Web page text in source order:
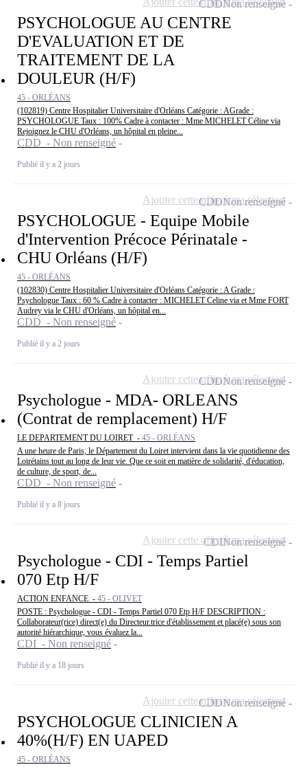
PSYCHOLOGUE AU CENTRE
D'EVALUATION ET DE
TRAITEMENT DE LA
DOULEUR (H/F)
45 - ORLÉANS
(102819) Centre Hospitalier Universitaire d'Orléans Catégorie : AGrade :
PSYCHOLOGUE Taux : 100% Cadre à contacter : Mme MICHELET Céline via
Rejoignez le CHU d'Orléans, un hôpital en pleine...
CDD - Non renseigné
Publié il y a 2 jours
CDDNon renseigné
PSYCHOLOGUE - Equipe Mobile
d'Intervention Précoce Périnatale -
CHU Orléans (H/F)
45 - ORLÉANS
(102830) Centre Hospitalier Universitaire d'Orléans Catégorie : A Grade :
Psychologue Taux : 60 % Cadre à contacter : MICHELET Celine via et Mme FORT
Audrey via le CHU d'Orléans, un hôpital en...
CDD - Non renseigné
Publié il y a 2 jours
CDDNon renseigné
Ajouter cette offre à ma sélection
Psychologue - MDA- ORLEANS
(Contrat de remplacement) H/F
LE DEPARTEMENT DU LOIRET - 45 - ORLÉANS
A une heure de Paris, le Département du Loiret intervient dans la vie quotidienne des
Loirétains tout au long de leur vie. Que ce soit en matière de solidarité, d'éducation,
de culture, de sport, de...
CDD - Non renseigné
Publié il y a 8 jours
CDDNon renseigné
Ajouter cette offre à ma sélection
Psychologue - CDI - Temps Partiel
070 Etp H/F
ACTION ENFANCE - 45 - OLIVET
POSTE : Psychologue - CDI - Temps Partiel 070 Etp H/F DESCRIPTION :
Collaborateur(rice) direct(e) du Directeur.trice d'établissement et placé(e) sous son
autorité hiérarchique, vous évaluez la...
CDI - Non renseigné
Publié il y a 18 jours
CDINon renseigné
Ajouter cette offre à ma sélection
PSYCHOLOGUE CLINICIEN A
40%(H/F) EN UAPED
45 - ORLÉANS
CDDNon renseigné
Ajouter cette offre à ma sélection